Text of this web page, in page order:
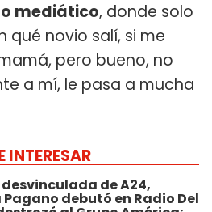
mediático, donde solo
qué novio salí, si me
pero bueno, no
a mí, le pasa a mucha
INTERESAR
desvinculada de A24,
debutó en Radio Del